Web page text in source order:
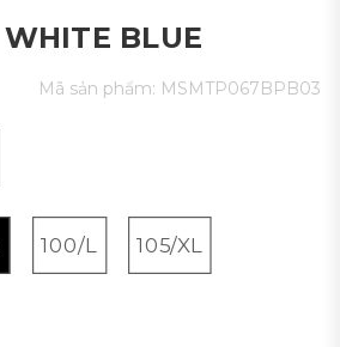
BLUE
Mã sản phẩm: MSMTP067BPB03
100/L 105/XL